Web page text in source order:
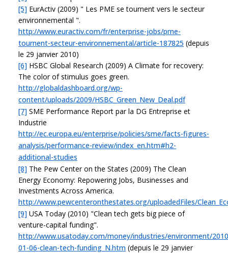
[5] EurActiv (2009) " Les PME se tournent vers le secteur
environnemental ".
http://www.euractiv.com/fr/enterprise-jobs/pme-
tournent-secteur-environnemental/article-187825 (depuis
le 29 janvier 2010)
[6] HSBC Global Research (2009) A Climate for recovery:
The color of stimulus goes green.
http://globaldashboard.org/wp-
content/uploads/2009/HSBC_Green_New_Deal.pdf
[7] SME Performance Report par la DG Entreprise et
Industrie
http://ec.europa.eu/enterprise/policies/sme/facts-figures-
analysis/performance-review/index_en.htm#h2-
additional-studies
[8] The Pew Center on the States (2009) The Clean
Energy Economy: Repowering Jobs, Businesses and
Investments Across America.
http://www.pewcenteronthestates.org/uploadedFiles/
[9] USA Today (2010) "Clean tech gets big piece of
venture-capital funding".
http://www.usatoday.com/money/industries/environment/
01-06-clean-tech-funding_N.htm (depuis le 29 janvier